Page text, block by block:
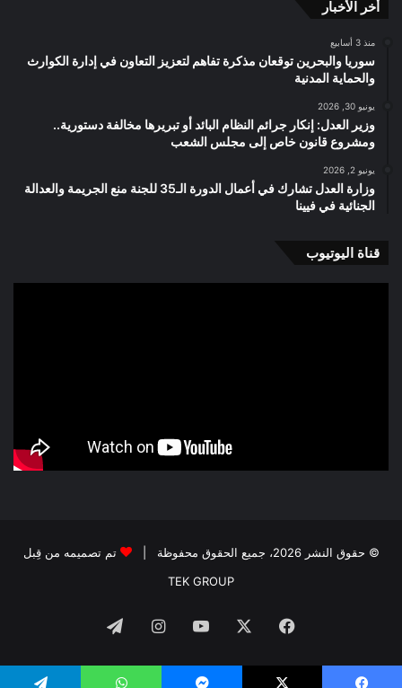
أخر الأخبار
منذ 3 أسابيع
سوريا والبحرين توقعان مذكرة تفاهم لتعزيز التعاون في إدارة الكوارث
والحماية المدنية
يونيو 30, 2026
وزير العدل: إنكار جرائم النظام البائد أو تبريرها مخالفة دستورية..
ومشروع قانون خاص إلى مجلس الشعب
يونيو 2, 2026
وزارة العدل تشارك في أعمال الدورة الـ35 للجنة منع الجريمة والعدالة
الجنائية في فيينا
قناة اليوتيوب
© حقوق النشر 2026، جميع الحقوق محفوظة |
تم تصميمه من قِبل
TEK GROUP
فيسبوك ‫YouTubeانستقرامتيلقرام